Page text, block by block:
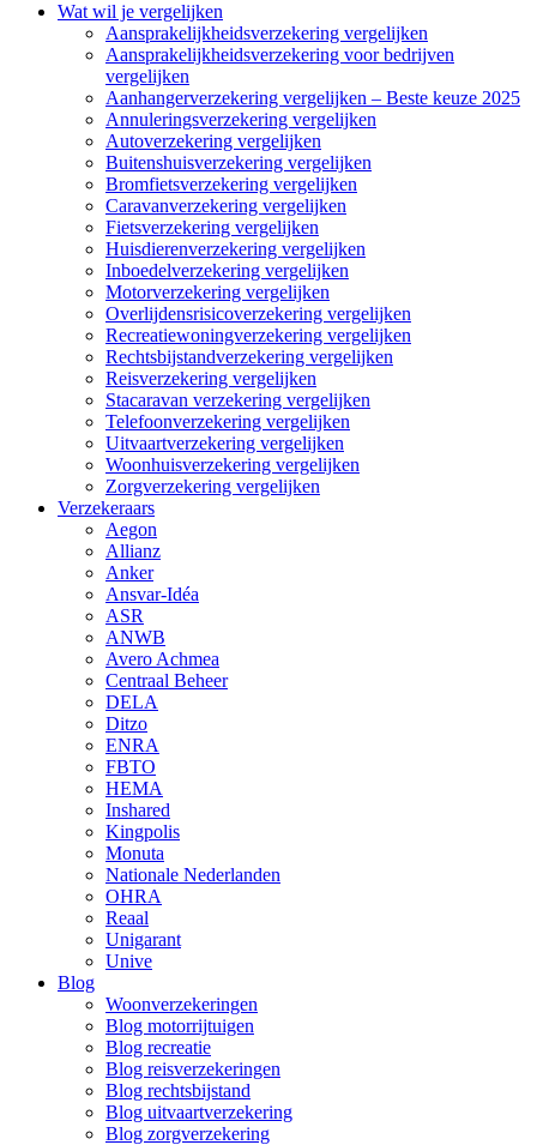
Wat wil je vergelijken
Aansprakelijkheidsverzekering vergelijken
Aansprakelijkheidsverzekering voor bedrijven
vergelijken
Aanhangerverzekering vergelijken – Beste keuze 2025
Annuleringsverzekering vergelijken
Autoverzekering vergelijken
Buitenshuisverzekering vergelijken
Bromfietsverzekering vergelijken
Caravanverzekering vergelijken
Fietsverzekering vergelijken
Huisdierenverzekering vergelijken
Inboedelverzekering vergelijken
Motorverzekering vergelijken
Overlijdensrisicoverzekering vergelijken
Recreatiewoningverzekering vergelijken
Rechtsbijstandverzekering vergelijken
Reisverzekering vergelijken
Stacaravan verzekering vergelijken
Telefoonverzekering vergelijken
Uitvaartverzekering vergelijken
Woonhuisverzekering vergelijken
Zorgverzekering vergelijken
Verzekeraars
Aegon
Allianz
Anker
Ansvar-Idéa
ASR
ANWB
Avero Achmea
Centraal Beheer
DELA
Ditzo
ENRA
FBTO
HEMA
Inshared
Kingpolis
Monuta
Nationale Nederlanden
OHRA
Reaal
Unigarant
Unive
Blog
Woonverzekeringen
Blog motorrijtuigen
Blog recreatie
Blog reisverzekeringen
Blog rechtsbijstand
Blog uitvaartverzekering
Blog zorgverzekering